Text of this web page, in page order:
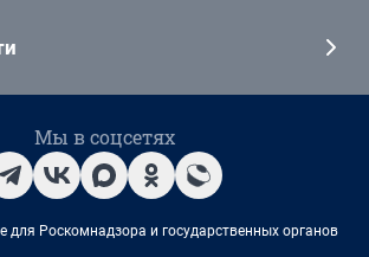
Мы в соцсетях
для Роскомнадзора и государственных органов